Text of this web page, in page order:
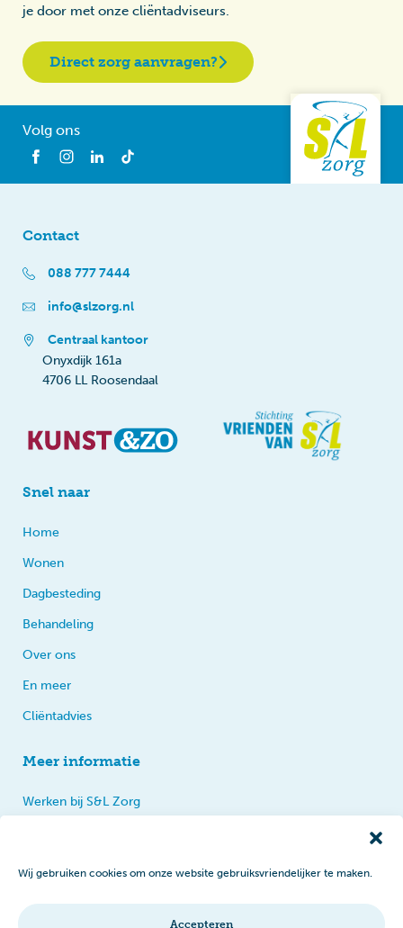
Wij gebruiken cookies om onze website gebruiksvriendelijker te maken.
Accepteren
je door met onze cliëntadviseurs.
Direct zorg aanvragen?
Volg ons
Contact
088 777 7444
info@slzorg.nl
Centraal kantoor
Onyxdijk 161a
4706 LL Roosendaal
Snel naar
Home
Wonen
Dagbesteding
Behandeling
Over ons
En meer
Cliëntadvies
Meer informatie
Werken bij S&L Zorg